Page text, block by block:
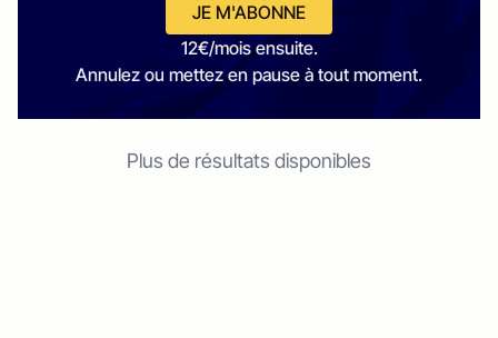
JE M'ABONNE
12€/mois ensuite.
Annulez ou mettez en pause à tout moment.
Plus de résultats disponibles